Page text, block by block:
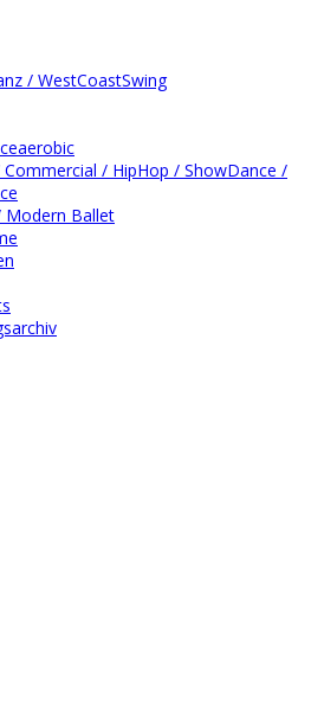
/ WestCoastSwing
Commercial / HipHop / ShowDance /
Modern Ballet